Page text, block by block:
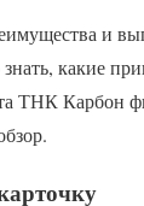
и
какие
ТНК Карбон